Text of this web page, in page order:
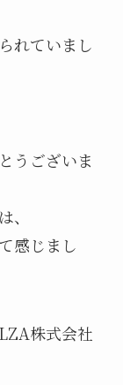
れていまし
うございま
感じまし
株式会社